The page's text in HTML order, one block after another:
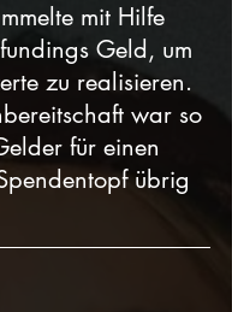
mit Hilfe
Geld, um
zu realisieren.
war so
für einen
übrig